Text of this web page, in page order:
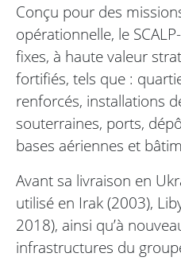
Conçu pour des
opérationnelle, le
fixes, à haute valeur
fortifiés, tels que :
renforcés, installations
souterraines, ports,
bases aériennes et
Avant sa livraison en
utilisé en Irak (2003),
2018), ainsi qu’à
infrastructures du